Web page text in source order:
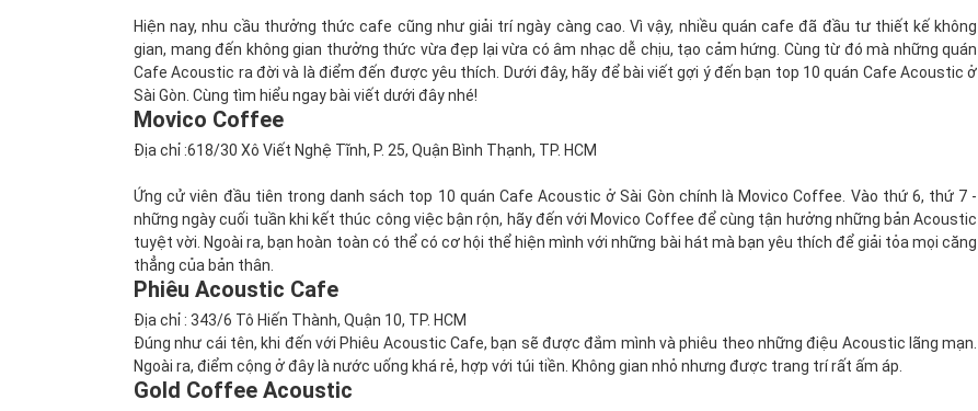
Hiện nay, nhu cầu thưởng thức cafe cũng như giải trí ngày càng cao. Vì vậy, nhiều quán cafe đã đầu tư thiết kế không
gian, mang đến không gian thưởng thức vừa đẹp lại vừa có âm nhạc dễ chịu, tạo cảm hứng. Cùng từ đó mà những quán
Cafe Acoustic ra đời và là điểm đến được yêu thích. Dưới đây, hãy để bài viết gợi ý đến bạn top 10 quán Cafe Acoustic ở
Sài Gòn. Cùng tìm hiểu ngay bài viết dưới đây nhé!
Movico Coffee
Địa chỉ :618/30 Xô Viết Nghệ Tĩnh, P. 25, Quận Bình Thạnh, TP. HCM
Ứng cử viên đầu tiên trong danh sách top 10 quán Cafe Acoustic ở Sài Gòn chính là Movico Coffee. Vào thứ 6, thứ 7 -
những ngày cuối tuần khi kết thúc công việc bận rộn, hãy đến với Movico Coffee để cùng tận hưởng những bản Acoustic
tuyệt vời. Ngoài ra, bạn hoàn toàn có thể có cơ hội thể hiện mình với những bài hát mà bạn yêu thích để giải tỏa mọi căng
thẳng của bản thân.
Phiêu Acoustic Cafe
Địa chỉ : 343/6 Tô Hiến Thành, Quận 10, TP. HCM
Đúng như cái tên, khi đến với Phiêu Acoustic Cafe, bạn sẽ được đắm mình và phiêu theo những điệu Acoustic lãng mạn.
Ngoài ra, điểm cộng ở đây là nước uống khá rẻ, hợp với túi tiền. Không gian nhỏ nhưng được trang trí rất ấm áp.
Gold Coffee Acoustic